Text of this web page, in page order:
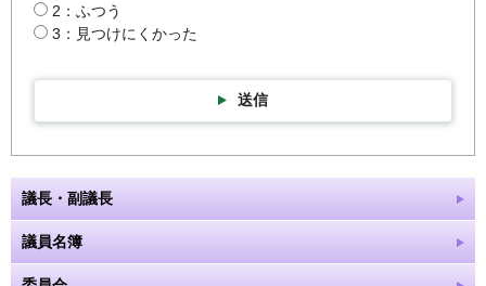
2：ふつう
3：見つけにくかった
送信
議長・副議長
議員名簿